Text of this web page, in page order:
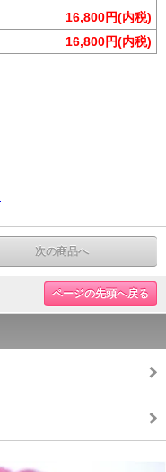
16,800円(内税)
16,800円(内税)
次の商品へ
ページの先頭へ戻る